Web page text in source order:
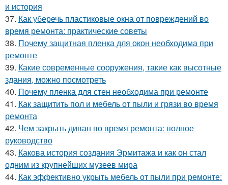
и история
37. Как уберечь пластиковые окна от повреждений во
время ремонта: практические советы
38. Почему защитная пленка для окон необходима при
ремонте
39. Какие современные сооружения, такие как высотные
здания, можно посмотреть
40. Почему пленка для стен необходима при ремонте
41. Как защитить пол и мебель от пыли и грязи во время
ремонта
42. Чем закрыть диван во время ремонта: полное
руководство
43. Какова история создания Эрмитажа и как он стал
одним из крупнейших музеев мира
44. Как эффективно укрыть мебель от пыли при ремонте: